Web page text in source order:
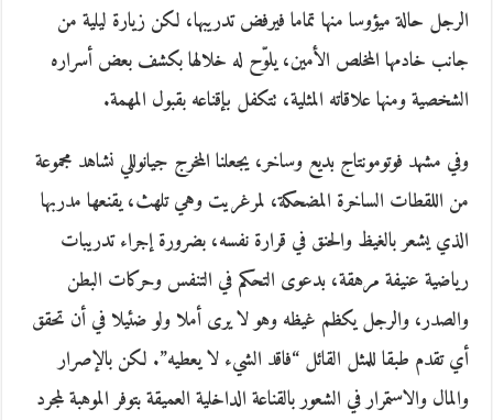
الرجل حالة ميؤوسا منها تماما فيرفض تدريبها، لكن زيارة ليلية من
جانب خادمها المخلص الأمين، يلوّح له خلالها بكشف بعض أسراره
الشخصية ومنها علاقاته المثلية، تتكفل بإقناعه بقبول المهمة.
وفي مشهد فوتومونتاج بديع وساخر، يجعلنا المخرج جيانوللي نشاهد مجموعة
من اللقطات الساخرة المضحكة، لمرغريت وهي تلهث، يقنعها مدربها
الذي يشعر بالغيظ والحنق في قرارة نفسه، بضرورة إجراء تدريبات
رياضية عنيفة مرهقة، بدعوى التحكم في التنفس وحركات البطن
والصدر، والرجل يكظم غيظه وهو لا يرى أملا ولو ضئيلا في أن تحقق
أي تقدم طبقا للمثل القائل “فاقد الشيء لا يعطيه”. لكن بالإصرار
والمال والاستمرار في الشعور بالقناعة الداخلية العميقة بتوفر الموهبة لمجرد